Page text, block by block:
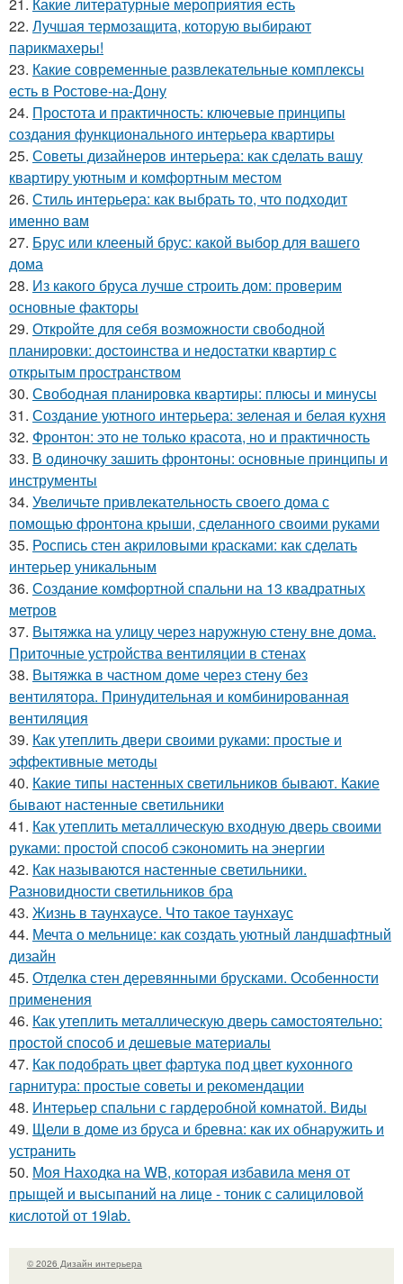
22. Лучшая термозащита, которую выбирают
парикмахеры!
23. Какие современные развлекательные комплексы
есть в Ростове-на-Дону
24. Простота и практичность: ключевые принципы
создания функционального интерьера квартиры
25. Советы дизайнеров интерьера: как сделать вашу
квартиру уютным и комфортным местом
26. Стиль интерьера: как выбрать то, что подходит
именно вам
27. Брус или клееный брус: какой выбор для вашего
дома
28. Из какого бруса лучше строить дом: проверим
основные факторы
29. Откройте для себя возможности свободной
планировки: достоинства и недостатки квартир с
открытым пространством
30. Свободная планировка квартиры: плюсы и минусы
31. Создание уютного интерьера: зеленая и белая кухня
32. Фронтон: это не только красота, но и практичность
33. В одиночку зашить фронтоны: основные принципы и
инструменты
34. Увеличьте привлекательность своего дома с
помощью фронтона крыши, сделанного своими руками
35. Роспись стен акриловыми красками: как сделать
интерьер уникальным
36. Создание комфортной спальни на 13 квадратных
метров
37. Вытяжка на улицу через наружную стену вне дома.
Приточные устройства вентиляции в стенах
38. Вытяжка в частном доме через стену без
вентилятора. Принудительная и комбинированная
вентиляция
39. Как утеплить двери своими руками: простые и
эффективные методы
40. Какие типы настенных светильников бывают. Какие
бывают настенные светильники
41. Как утеплить металлическую входную дверь своими
руками: простой способ сэкономить на энергии
42. Как называются настенные светильники.
Разновидности светильников бра
43. Жизнь в таунхаусе. Что такое таунхаус
44. Мечта о мельнице: как создать уютный ландшафтный
дизайн
45. Отделка стен деревянными брусками. Особенности
применения
46. Как утеплить металлическую дверь самостоятельно:
простой способ и дешевые материалы
47. Как подобрать цвет фартука под цвет кухонного
гарнитура: простые советы и рекомендации
48. Интерьер спальни с гардеробной комнатой. Виды
49. Щели в доме из бруса и бревна: как их обнаружить и
устранить
50. Моя Находка на WB, которая избавила меня от
прыщей и высыпаний на лице - тоник с салициловой
кислотой от 19lab.
© 2026 Дизайн интерьера